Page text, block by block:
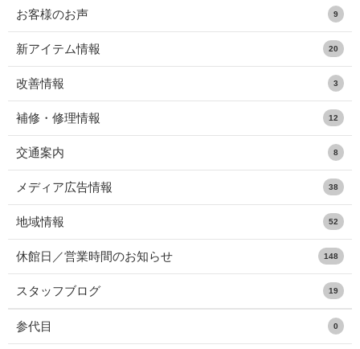
お客様のお声 9
新アイテム情報 20
改善情報 3
補修・修理情報 12
交通案内 8
メディア広告情報 38
地域情報 52
休館日／営業時間のお知らせ 148
スタッフブログ 19
参代目 0